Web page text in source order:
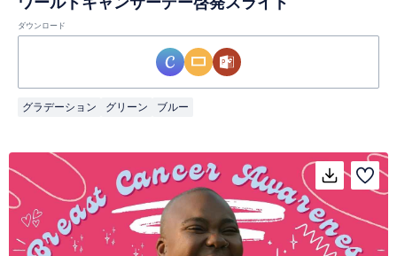
ダウンロード
グラデーション グリーン ブルー